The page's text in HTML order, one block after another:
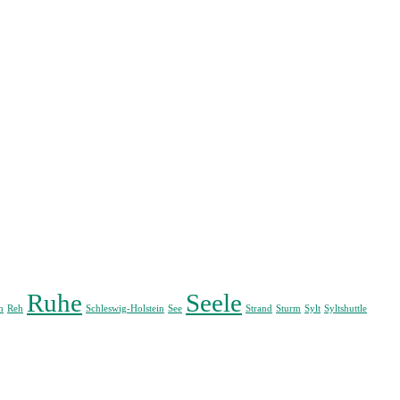
Reh Ruhe Schleswig-Holstein See Seele Strand Sturm Sylt Syltshuttle